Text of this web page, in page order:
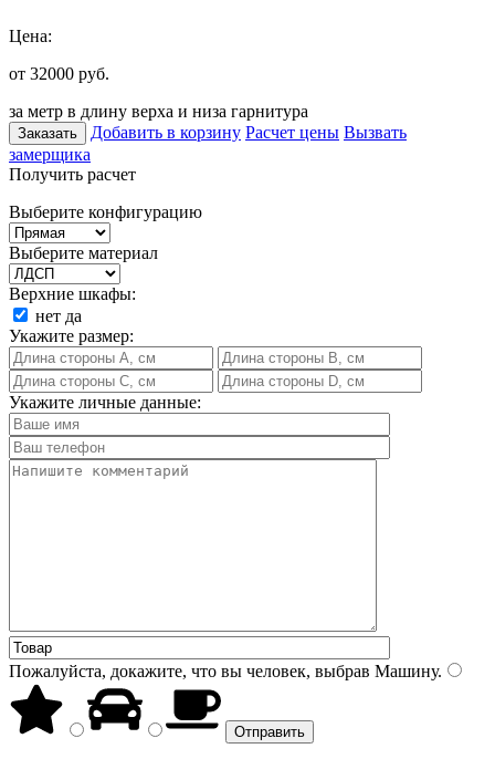
Цена:
от 32000 руб.
за метр в длину верха и низа гарнитура
Заказать Добавить в корзину Расчет цены Вызвать
замерщика
Получить расчет
Выберите конфигурацию
Выберите материал
Верхние шкафы:
нет да
Укажите размер:
Укажите личные данные:
Пожалуйста, докажите, что вы человек, выбрав Машину.